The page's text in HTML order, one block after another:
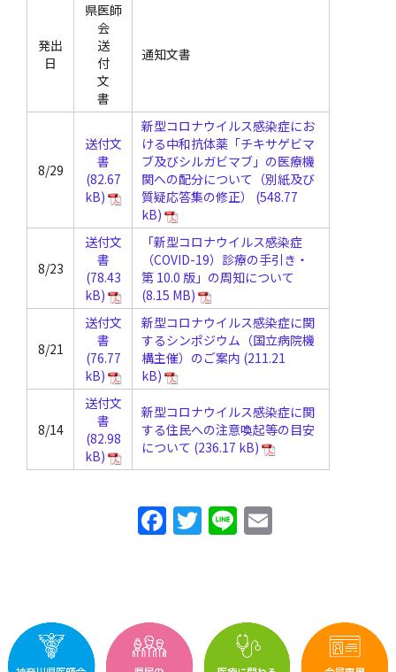
発出
日
県医師
会
送
付
文
書
通知文書
8/29
送付文
書
新型コロナウイルス感染症にお
ける中和抗体薬「チキサゲビマ
ブ及びシルガビマブ」の医療機
関への配分について（別紙及び
質疑応答集の修正）
8/23
送付文
書
「新型コロナウイルス感染症
（COVID-19）診療の手引き・
第 10.0 版」の周知について
8/21
送付文
書
新型コロナウイルス感染症に関
するシンポジウム（国立病院機
構主催）のご案内
8/14
送付文
書
新型コロナウイルス感染症に関
する住民への注意喚起等の目安
について
F
b
o
T Li